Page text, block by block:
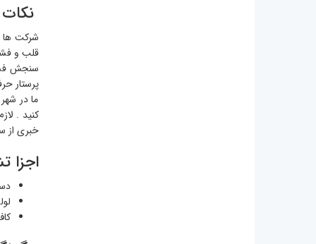
شرکت ها
قلب و
سنجش
پرستار
ما در
کنید .
خبری از
اجزا